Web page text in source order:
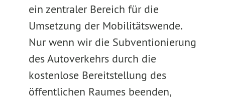
ein zentraler Bereich für die
Umsetzung der Mobilitätswende.
Nur wenn wir die Subventionierung
des Autoverkehrs durch die
kostenlose Bereitstellung des
öffentlichen Raumes beenden,